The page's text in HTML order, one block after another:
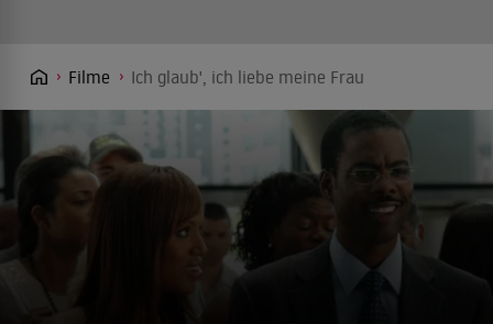
Filme Ich glaub', ich liebe meine Frau